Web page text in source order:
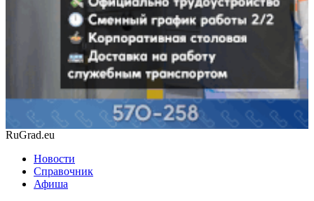
RuGrad.eu
Новости
Справочник
Афиша